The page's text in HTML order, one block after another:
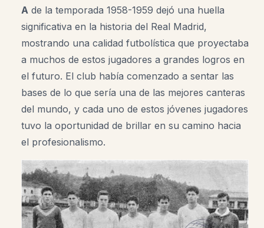
A de la temporada 1958-1959 dejó una huella
significativa en la historia del Real Madrid,
mostrando una calidad futbolística que proyectaba
a muchos de estos jugadores a grandes logros en
el futuro. El club había comenzado a sentar las
bases de lo que sería una de las mejores canteras
del mundo, y cada uno de estos jóvenes jugadores
tuvo la oportunidad de brillar en su camino hacia
el profesionalismo.